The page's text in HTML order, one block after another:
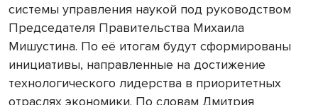
системы управления наукой под руководством
Председателя Правительства Михаила
Мишустина. По её итогам будут сформированы
инициативы, направленные на достижение
технологического лидерства в приоритетных
отраслях экономики. По словам Дмитрия